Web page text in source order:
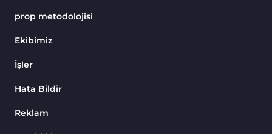
Göstergeleri
prop metodolojisi
Ekibimiz
İşler
Hata Bildir
Reklam